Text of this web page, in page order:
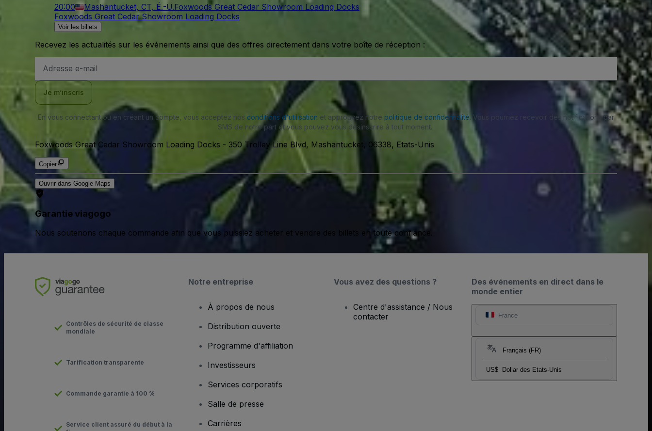
20:00 Mashantucket, CT, É.-U.Foxwoods Great Cedar Showroom Loading Docks
Foxwoods Great Cedar Showroom Loading Docks
Voir les billets
Recevez les actualités sur les événements ainsi que des offres directement dans votre boîte de réception :
e-
Je m’inscris
En vous connectant ou en créant un compte, vous acceptez nos conditions d'utilisation et approuvez notre politique de confidentialité. Vous pourriez recevoir des notifications par
SMS de notre part et vous pouvez vous désinscrire à tout moment.
Foxwoods Great Cedar Showroom Loading Docks - 350 Trolley Line Blvd, Mashantucket, 06338, Etats-Unis
Copier
Ouvrir dans Google Maps
Garantie viagogo
Nous soutenons chaque commande afin que vous puissiez acheter et vendre des billets en toute confiance.
Des événements en direct dans le
monde entier
France
Français (FR)
US$ Dollar des Etats-Unis
Contrôles de sécurité de classe
mondiale
Tarification transparente
Commande garantie à 100 %
Service client assuré du début à la
Notre entreprise
À propos de nous
Distribution ouverte
Programme d'affiliation
Investisseurs
Services corporatifs
Salle de presse
Carrières
Vous avez des questions ?
Centre d'assistance / Nous
contacter